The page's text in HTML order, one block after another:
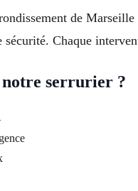
de
sécurité. Chaque
serrurier ?